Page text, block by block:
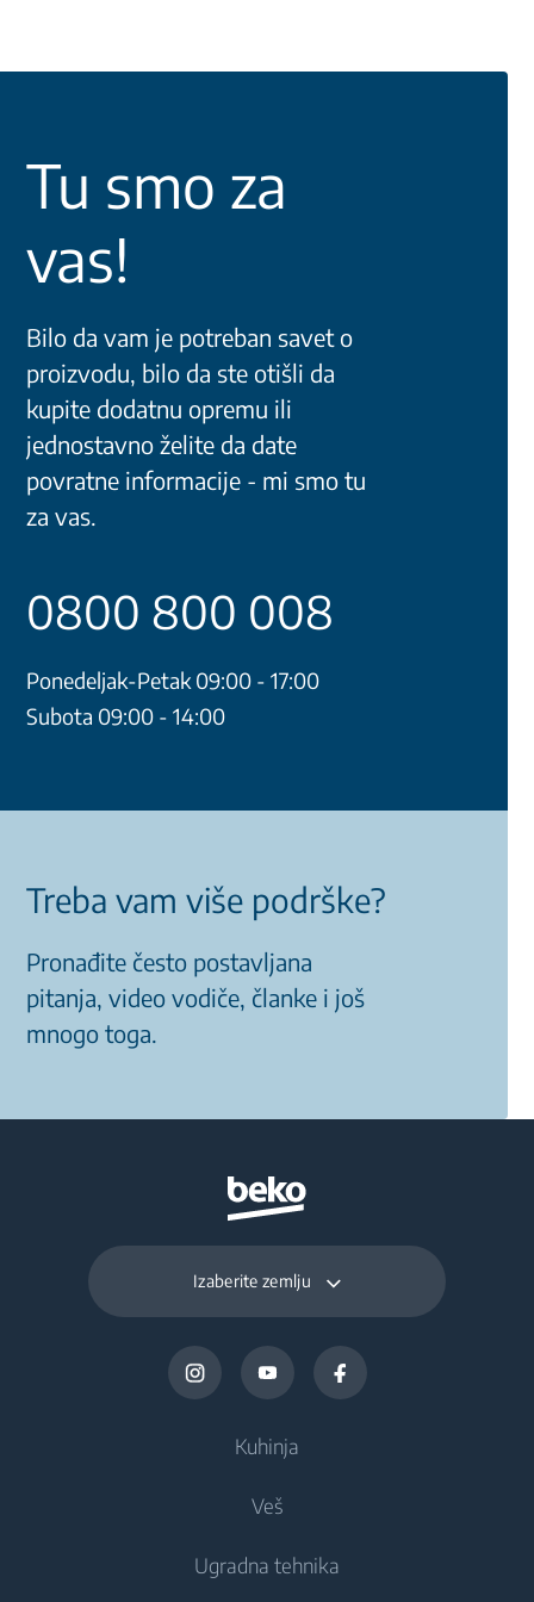
Tu smo za
vas!
Bilo da vam je potreban savet o
proizvodu, bilo da ste otišli da
kupite dodatnu opremu ili
jednostavno želite da date
povratne informacije - mi smo tu
za vas.
0800 800 008
Ponedeljak-Petak 09:00 - 17:00
Subota 09:00 - 14:00
Treba vam više podrške?
Pronađite često postavljana
pitanja, video vodiče, članke i još
mnogo toga.
Izaberite zemlju
Kuhinja
Frižideri
Veš
Mašine za pranje veša
Ugradna tehnika